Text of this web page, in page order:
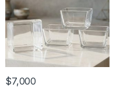
$7,000